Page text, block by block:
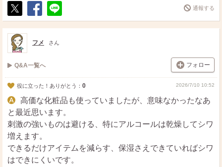
ポ
ス
ト
シ
ェ
送
る
通報する
フメ さん
Q&A一覧へ フォロー
役に立った！ありがとう： 0 2026/7/10 10:52
高価な化粧品も使っていましたが、意味なかったなあ
と最近思います。
刺激の強いものは避ける、特にアルコールは乾燥してシワ
増えます。
できるだけアイテムを減らす、保湿さえできていればシワ
はできにくいです。